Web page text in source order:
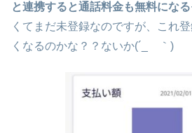
と連携すると通話料金も無料になる
くてまだ未登録なのですが、これ
くなるのかな？？ないか(´_ゝ｀)